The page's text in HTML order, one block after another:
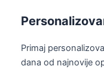
Primaj
dana od najnovije